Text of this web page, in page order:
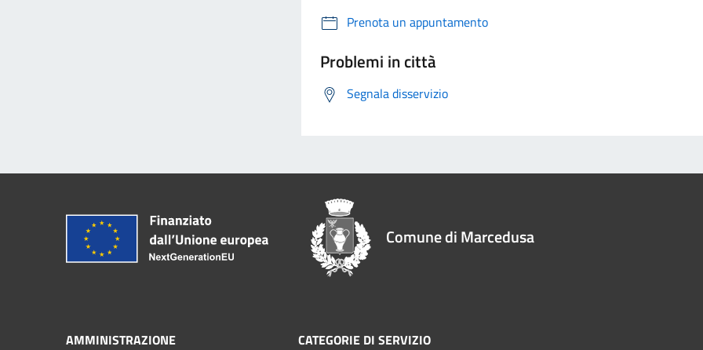
Prenota un appuntamento
Problemi in città
Segnala disservizio
Comune di Marcedusa
AMMINISTRAZIONE CATEGORIE DI SERVIZIO